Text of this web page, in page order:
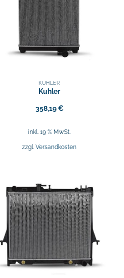
KÜHLER
Kuhler
358,19€
inkl. 19 % MwSt.
zzgl.Versandkosten